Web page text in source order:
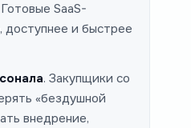
SaaS-
доступнее и быстрее
. Закупщики со
«бездушной
внедрение,